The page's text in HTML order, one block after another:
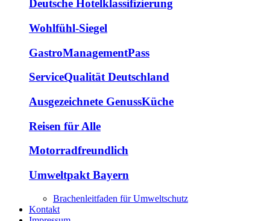
Deutsche Hotelklassifizierung
Wohlfühl-Siegel
GastroManagementPass
ServiceQualität Deutschland
Ausgezeichnete GenussKüche
Reisen für Alle
Motorradfreundlich
Umweltpakt Bayern
Brachenleitfaden für Umweltschutz
Kontakt